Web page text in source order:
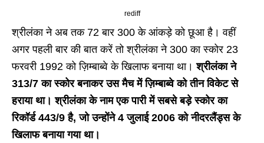
rediff
श्रीलंका ने अब तक 72 बार 300 के आंकड़े को छूआ है। वहीं
अगर पहली बार की बात करें तो श्रीलंका ने 300 का स्कोर 23
फरवरी 1992 को ज़िम्बाब्वे के खिलाफ बनाया था।श्रीलंका ने
313/7 का स्कोर बनाकर उस मैच में ज़िम्बाब्वे को तीन विकेट से
हराया था। श्रीलंका के नाम एक पारी में सबसे बड़े स्कोर का
रिकॉर्ड 443/9 है, जो उन्होंने 4 जुलाई 2006 को नीदरलैंड्स के
खिलाफ बनाया गया था।